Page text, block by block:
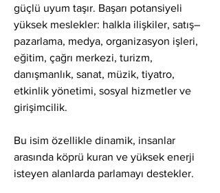
güçlü uyum taşır. Başarı potansiyeli
yüksek meslekler: halkla ilişkiler, satış–
pazarlama, medya, organizasyon işleri,
eğitim, çağrı merkezi, turizm,
danışmanlık, sanat, müzik, tiyatro,
etkinlik yönetimi, sosyal hizmetler ve
girişimcilik.
Bu isim özellikle dinamik, insanlar
arasında köprü kuran ve yüksek enerji
isteyen alanlarda parlamayı destekler.